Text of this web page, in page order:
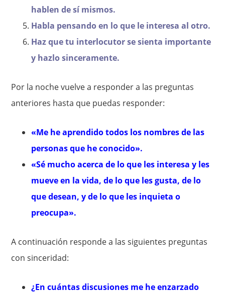
hablen de sí mismos.
Habla pensando en lo que le interesa al otro.
Haz que tu interlocutor se sienta importante
y hazlo sinceramente.
Por la noche vuelve a responder a las preguntas
anteriores hasta que puedas responder:
«Me he aprendido todos los nombres de las
personas que he conocido».
«Sé mucho acerca de lo que les interesa y les
mueve en la vida, de lo que les gusta, de lo
que desean, y de lo que les inquieta o
preocupa».
A continuación responde a las siguientes preguntas
con sinceridad:
¿En cuántas discusiones me he enzarzado